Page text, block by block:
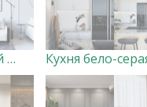
Гостиная с белый диваном